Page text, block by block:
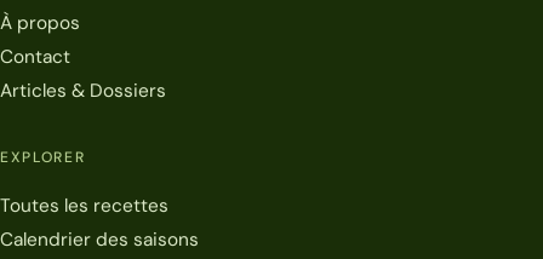
À propos
Contact
Articles & Dossiers
EXPLORER
Toutes les recettes
Calendrier des saisons